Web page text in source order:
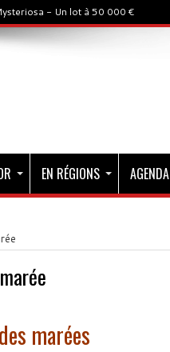
- Un lot à 50 000 €
EN RÉGIONS AGENDA
marées